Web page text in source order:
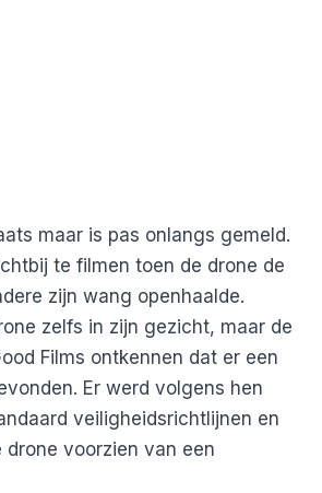
maar is pas onlangs gemeld.
te filmen toen de drone de
zijn wang openhaalde.
zelfs in zijn gezicht, maar de
Films ontkennen dat er een
Er werd volgens hen
veiligheidsrichtlijnen en
voorzien van een